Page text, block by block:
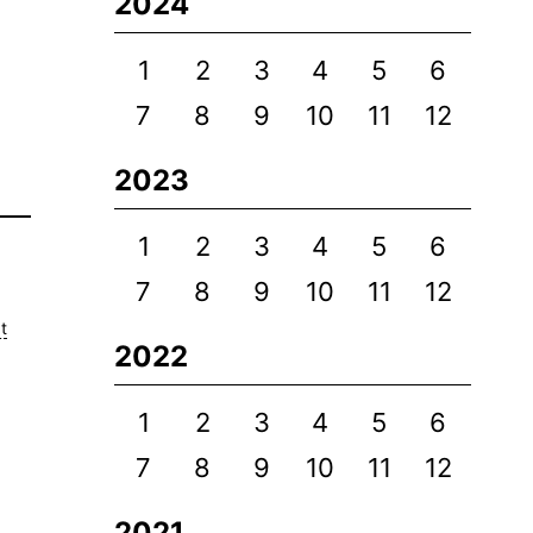
1 2 3 4 5
6
7
8 9 10 11 12
2023
1 2 3 4 5
6
7
8 9 10 11 12
2022
1 2 3 4 5
6
7
8 9 10 11 12